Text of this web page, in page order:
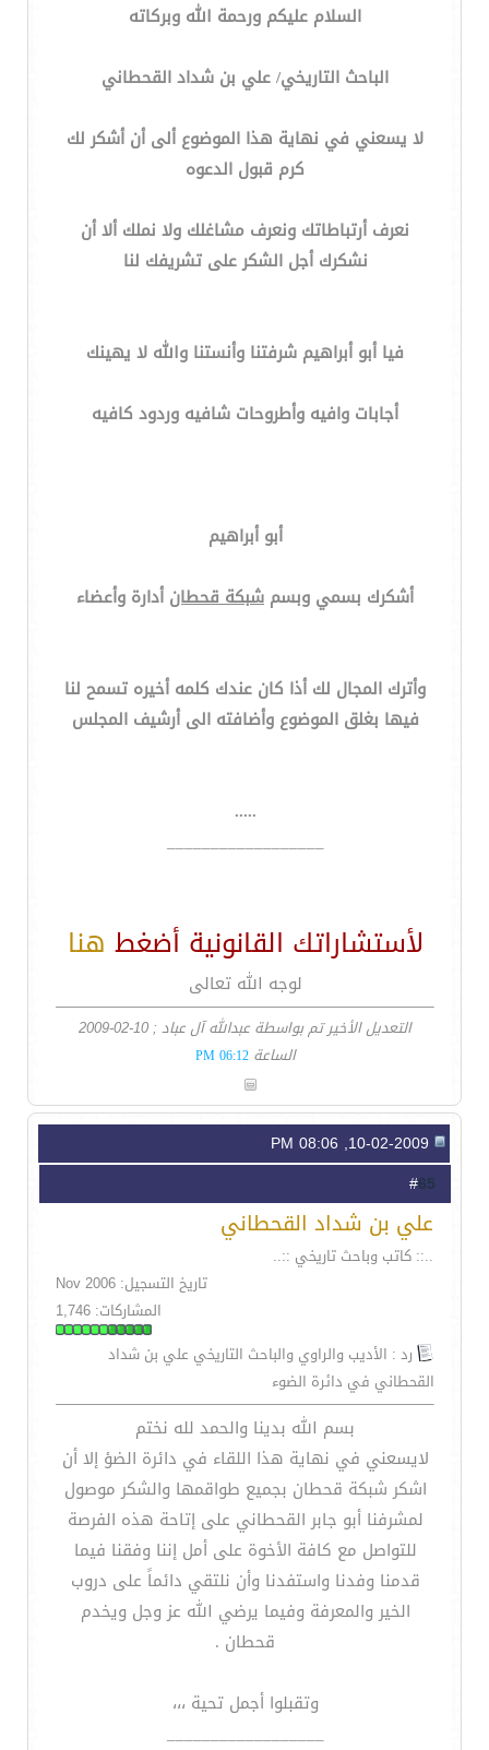
السلام عليكم ورحمة الله وبركاته
الباحث التاريخي/ علي بن شداد القحطاني
لا يسعني في نهاية هذا الموضوع ألى أن أشكر لك
كرم قبول الدعوه
نعرف أرتباطاتك ونعرف مشاغلك ولا نملك ألا أن
نشكرك أجل الشكر على تشريفك لنا
فيا أبو أبراهيم شرفتنا وأنستنا والله لا يهينك
أجابات وافيه وأطروحات شافيه وردود كافيه
أبو أبراهيم
أشكرك بسمي وبسم شبكة قحطان أدارة وأعضاء
وأترك المجال لك أذا كان عندك كلمه أخيره تسمح لنا
فيها بغلق الموضوع وأضافته الى أرشيف المجلس
.....
__________________
لأستشاراتك القانونية أضغط هنا
لوجه الله تعالى
التعديل الأخير تم بواسطة عبدالله آل عباد ; 10-02-2009
الساعة06:12 PM
65
علي بن شداد القحطاني
..:: كاتب وباحث تاريخي ::..
تاريخ التسجيل: Nov 2006
المشاركات: 1,746
رد : الأديب والراوي والباحث التاريخي علي بن شداد
القحطاني في دائرة الضوء
بسم الله بدينا والحمد لله نختم
لايسعني في نهاية هذا اللقاء في دائرة الضؤ إلا أن
اشكر شبكة قحطان بجميع طواقمها والشكر موصول
لمشرفنا أبو جابر القحطاني على إتاحة هذه الفرصة
للتواصل مع كافة الأخوة على أمل إننا وفقنا فيما
قدمنا وفدنا واستفدنا وأن نلتقي دائماً على دروب
الخير والمعرفة وفيما يرضي الله عز وجل ويخدم
قحطان .
وتقبلوا أجمل تحية ،،،
__________________